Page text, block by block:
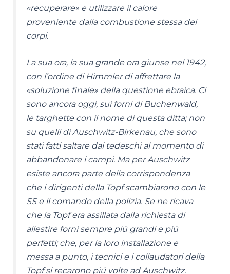
«recuperare» e utilizzare il calore
proveniente dalla combustione stessa dei
corpi.
La sua ora, la sua grande ora giunse nel 1942,
con l’ordine di Himmler di affrettare la
«soluzione finale» della questione ebraica. Ci
sono ancora oggi, sui forni di Buchenwald,
le targhette con il nome di questa ditta; non
su quelli di Auschwitz-Birkenau, che sono
stati fatti saltare dai tedeschi al momento di
abbandonare i campi. Ma per Auschwitz
esiste ancora parte della corrispondenza
che i dirigenti della Topf scambiarono con le
SS e il comando della polizia. Se ne ricava
che la Topf era assillata dalla richiesta di
allestire forni sempre piú grandi e piú
perfetti; che, per la loro installazione e
messa a punto, i tecnici e i collaudatori della
Topf si recarono piú volte ad Auschwitz.